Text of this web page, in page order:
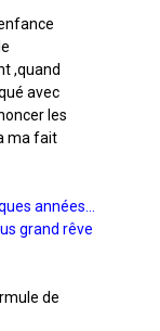
,quand
avec
les
ma fait
années…
grand rêve
de